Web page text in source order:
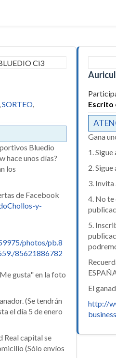
,SORTEO,
Bluedio
hace unos días?
los
de Facebook
y-
photos/pb.8
85621886782
gusta" en la foto
(Se tendrán
el día 5 de enero
Real capital se
(Sólo envíos
Escrito
Gana
1. Sigue
2. Sigue
3. Invita
4. No te
5.
El
http://